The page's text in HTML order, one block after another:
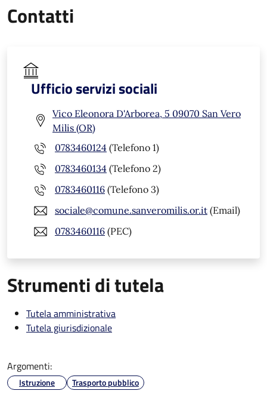
Contatti
Ufficio servizi sociali
Vico Eleonora D'Arborea, 5 09070 San Vero
Milis (OR)
0783460124 (Telefono 1)
0783460134 (Telefono 2)
0783460116 (Telefono 3)
sociale@comune.sanveromilis.or.it (Email)
0783460116 (PEC)
Strumenti di tutela
Tutela amministrativa
Tutela giurisdizionale
Argomenti:
Istruzione Trasporto pubblico